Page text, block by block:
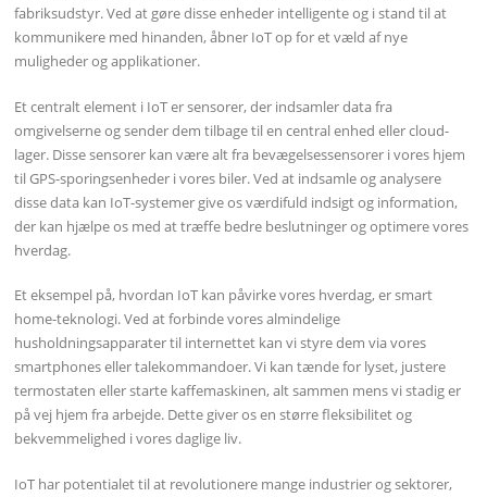
fabriksudstyr. Ved at gøre disse enheder intelligente og i stand til at
kommunikere med hinanden, åbner IoT op for et væld af nye
muligheder og applikationer.
Et centralt element i IoT er sensorer, der indsamler data fra
omgivelserne og sender dem tilbage til en central enhed eller cloud-
lager. Disse sensorer kan være alt fra bevægelsessensorer i vores hjem
til GPS-sporingsenheder i vores biler. Ved at indsamle og analysere
disse data kan IoT-systemer give os værdifuld indsigt og information,
der kan hjælpe os med at træffe bedre beslutninger og optimere vores
hverdag.
Et eksempel på, hvordan IoT kan påvirke vores hverdag, er smart
home-teknologi. Ved at forbinde vores almindelige
husholdningsapparater til internettet kan vi styre dem via vores
smartphones eller talekommandoer. Vi kan tænde for lyset, justere
termostaten eller starte kaffemaskinen, alt sammen mens vi stadig er
på vej hjem fra arbejde. Dette giver os en større fleksibilitet og
bekvemmelighed i vores daglige liv.
IoT har potentialet til at revolutionere mange industrier og sektorer,